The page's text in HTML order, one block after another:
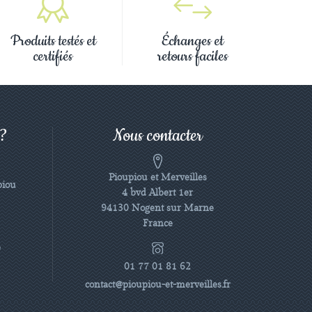
Produits testés et
certifiés
Échanges et
retours faciles
Nous contacter
Pioupiou et Merveilles
4 bvd Albert 1er
94130 Nogent sur Marne
France
01 77 01 81 62
contact@pioupiou-et-merveilles.fr